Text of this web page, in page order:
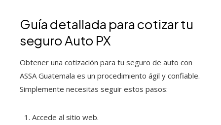
Guía detallada para cotizar tu
seguro Auto PX
Obtener una cotización para tu seguro de auto con
ASSA Guatemala es un procedimiento ágil y confiable.
Simplemente necesitas seguir estos pasos:
Accede al sitio web.